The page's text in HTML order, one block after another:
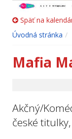
Späť na
Úvodná stránka
Mafia
Akčný/
české